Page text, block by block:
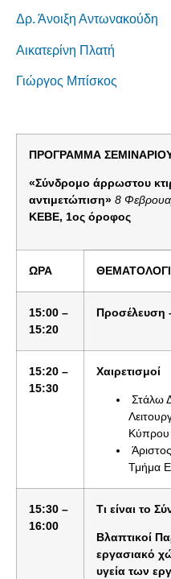
Δρ. Άνοιξη Αντωνακούδη
Αικατερίνη Πλατή
Γιώργος Μπίσκος
ΠΡΟΓΡΑΜΜΑ
«Σύνδρομο άρρωστου
αντιμετώπιση» 8
ΚΕΒΕ, 1ος όροφος
ΩΡΑ Θ
15:00 –
15:20
Προσέλευση
15:20 –
15:30
Χαιρετισμοί
Στάλω
Κύπρου
Τμήμα
15:30 –
16:00
Τι είναι το
Βλαπτικοί
εργασιακό
υγεία των